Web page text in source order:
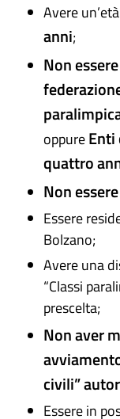
Avere
anni;
Non
oppure
quattro
Non
Essere
Bolzano;
Avere una
“Classi
prescelta;
Non aver
civili”
Essere in